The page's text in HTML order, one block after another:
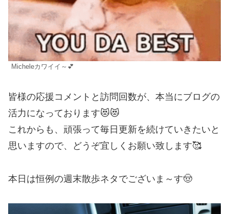
Micheleカワイイ～💕
皆様の応援コメントと訪問回数が、本当にブログの
活力になっております😻😻
これからも、頑張って毎日更新を続けていきたいと
思いますので、どうぞ宜しくお願い致します🥰
本日は恒例の週末散歩ネタでございま～す🤠